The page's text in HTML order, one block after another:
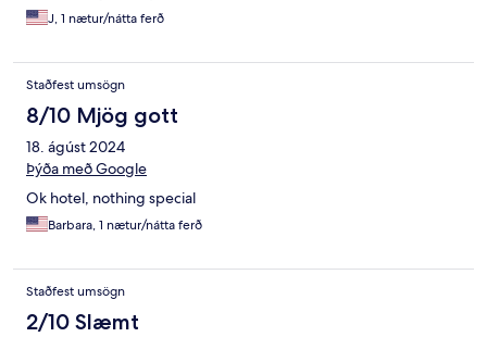
J, 1 nætur/nátta ferð
Staðfest umsögn
8/10 Mjög gott
18. ágúst 2024
Þýða með Google
Ok hotel, nothing special
Barbara, 1 nætur/nátta ferð
Staðfest umsögn
2/10 Slæmt